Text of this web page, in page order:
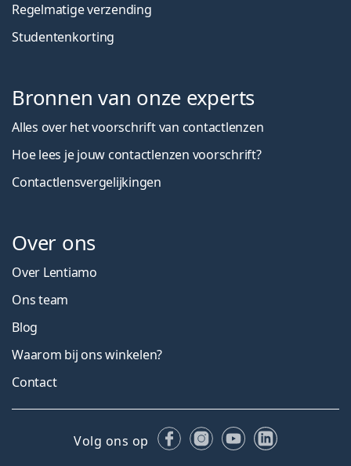
Regelmatige verzending
Studentenkorting
Bronnen van onze experts
Alles over het voorschrift van contactlenzen
Hoe lees je jouw contactlenzen voorschrift?
Contactlensvergelijkingen
Over ons
Over Lentiamo
Ons team
Blog
Waarom bij ons winkelen?
Contact
Volg ons op FacebookInstagram
YouTubeLinkedIn